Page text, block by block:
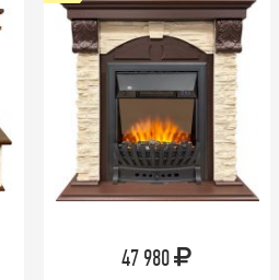
47 980